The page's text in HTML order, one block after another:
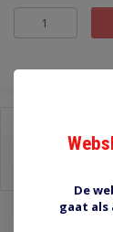
Stel een vraag
De
gaat als